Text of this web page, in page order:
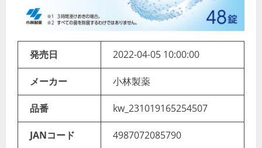
発売日 2022-04-05 10:00:00
メーカー 小林製薬
品番 kw_231019165254507
JANコード 4987072085790